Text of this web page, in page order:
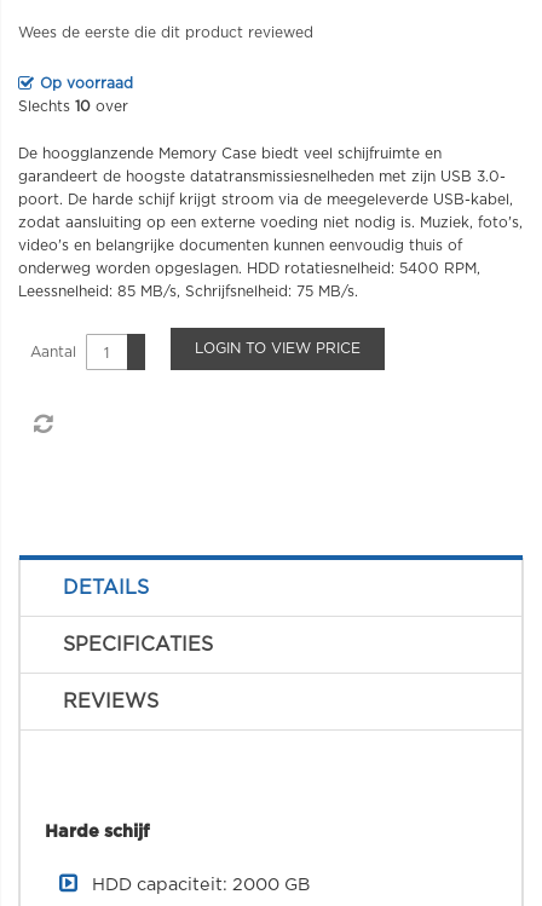
Wees de eerste die dit product reviewed
Op voorraad
Slechts 10 over
De hoogglanzende Memory Case biedt veel schijfruimte en
garandeert de hoogste datatransmissiesnelheden met zijn USB 3.0-
poort. De harde schijf krijgt stroom via de meegeleverde USB-kabel,
zodat aansluiting op een externe voeding niet nodig is. Muziek, foto's,
video's en belangrijke documenten kunnen eenvoudig thuis of
onderweg worden opgeslagen. HDD rotatiesnelheid: 5400 RPM,
Leessnelheid: 85 MB/s, Schrijfsnelheid: 75 MB/s.
Aantal LOGIN TO VIEW PRICE
DETAILS
SPECIFICATIES
REVIEWS
Harde schijf
HDD capaciteit: 2000 GB